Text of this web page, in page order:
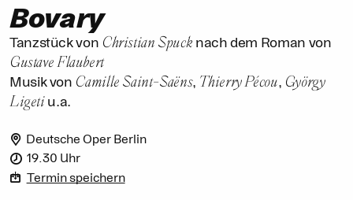
Deutsche Oper Berlin
19.30 Uhr
Termin speichern
Bovary
Tanzstück von Christian Spuck nach dem Roman von
Gustave Flaubert
Musik von Camille Saint-Saëns, Thierry Pécou, György
Ligetiu.a.